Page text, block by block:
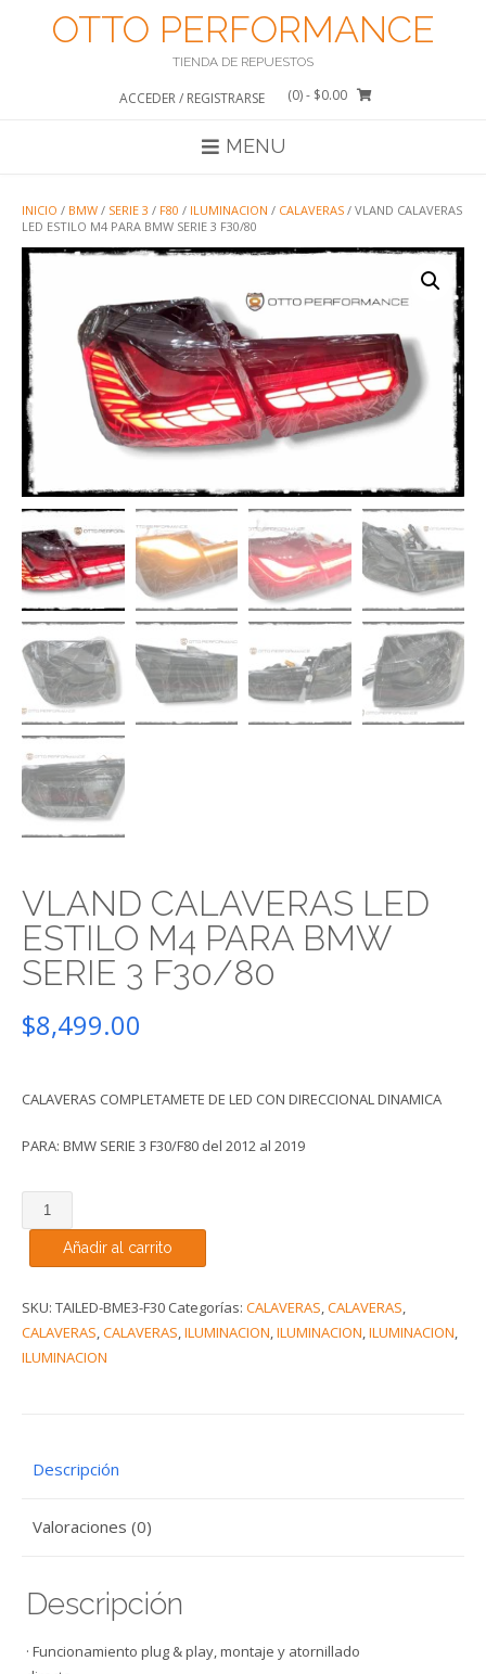
OTTO PERFORMANCE
TIENDA DE REPUESTOS
ACCEDER / REGISTRARSE (0)- $0.00
MENU
INICIO / BMW / SERIE 3 / F80 / ILUMINACION / CALAVERAS / VLAND CALAVERAS
LED ESTILO M4 PARA BMW SERIE 3 F30/80
VLAND CALAVERAS LED
ESTILO M4 PARA BMW
SERIE 3 F30/80
$8,499.00
CALAVERAS COMPLETAMETE DE LED CON DIRECCIONAL DINAMICA
PARA: BMW SERIE 3 F30/F80 del 2012 al 2019
VLAND
CALAVERAS
M4
PARA
BMW
Añadir al carrito
SKU: TAILED-BME3-F30 Categorías: CALAVERAS CALAVERAS
CALAVERAS CALAVERAS ILUMINACION ILUMINACION ILUMINACION
ILUMINACION
Descripción
Valoraciones (0)
Descripción
· Funcionamiento plug & play, montaje y atornillado